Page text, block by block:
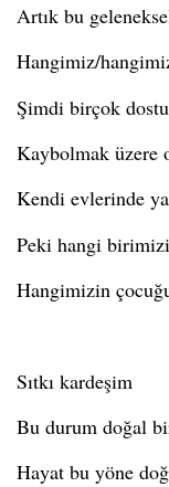
Artık bu
Hangimiz/
Şimdi birçok
Kaybolmak üzere
Kendi evlerinde
Peki hangi
Hangimizin
Sıtkı kardeşim
Bu durum doğal
Hayat bu yöne